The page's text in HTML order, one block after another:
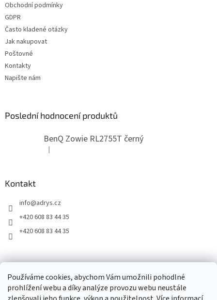
Používáme cookies, abychom Vám umožnili pohodlné
prohlížení webu a díky analýze provozu webu neustále
Obchodní podmínky
GDPR
Často kladené otázky
Jak nakupovat
Poštovné
Kontakty
Napište nám
Poslední hodnocení produktů
BenQ Zowie RL2755T černý
Hodnocení produktu je 5 z 5 hvězdiček.
|
Kontakt
info@adrys.cz
+420 608 83 44 35
+420 608 83 44 35